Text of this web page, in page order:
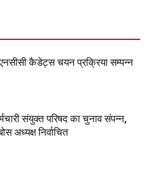
एनसीसी कैडेट्स चयन प्रक्रिया सम्पन्न
संयुक्त परिषद का चुनाव संपन्न,
अध्यक्ष निर्वाचित